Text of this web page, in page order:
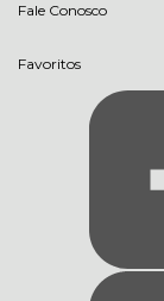
Fale Conosco
Favoritos